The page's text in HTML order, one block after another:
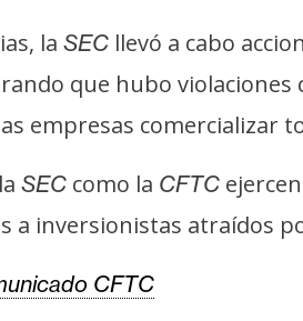
la SEC llevó a cabo
que hubo violaciones
empresas comercializar
SEC como la CFTC
a inversionistas atraídos
CFTC